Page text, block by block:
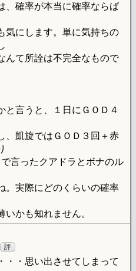
、確率が本当に確率ならば
気にします。単に気持ちの
んて所詮は不完全なもので
と言うと、１日にＧＯＤ４
、凱旋ではＧＯＤ３回＋赤
言ったクアドラとボナのル
。実際にどのくらいの確率
いかも知れません。
評
・・思い出させてしまって